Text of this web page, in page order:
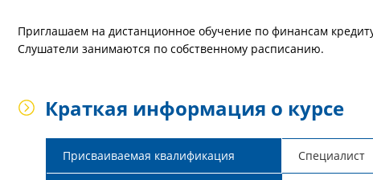
Приглашаем на дистанционное обучение по финансам
Слушатели занимаются по собственному расписанию.
Краткая информация о курсе
Присваиваемая квалификация Специалист